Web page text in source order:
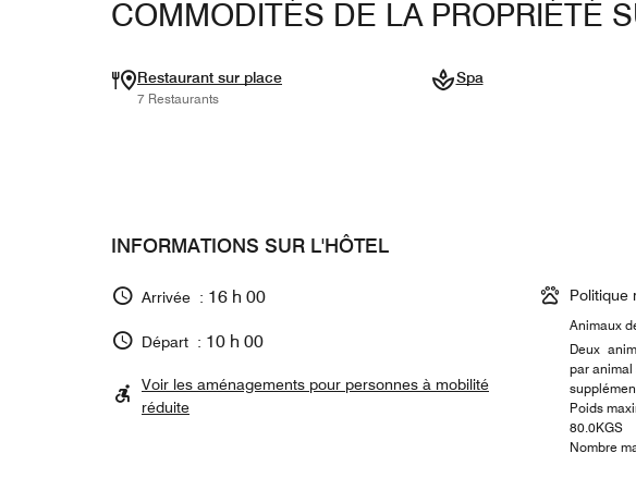
COMMODITÉS DE LA PROPRIÉTÉ
Restaurant sur place
7 Restaurants
Spa
INFORMATIONS SUR L'HÔTEL
Arrivée : 16 h 00
Départ : 10 h 00
Voir les aménagements pour personnes à mobilité
réduite
Politique
Animaux
Deux
par animal
Poids
80.0KGS
Nombre